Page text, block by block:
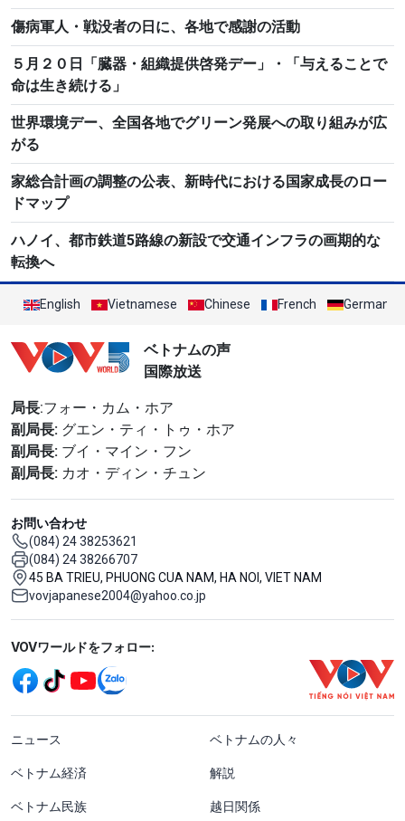
傷病軍人・戦没者の日に、各地で感謝の活動
５月２０日「臓器・組織提供啓発デー」・「与えることで
命は生き続ける」
世界環境デー、全国各地でグリーン発展への取り組みが広
がる
家総合計画の調整の公表、新時代における国家成長のロー
ドマップ
ハノイ、都市鉄道5路線の新設で交通インフラの画期的な
転換へ
English Vietnamese Chinese French German
ベトナムの声
国際放送
局長:フォー・カム・ホア
副局長: グエン・ティ・トゥ・ホア
副局長: ブイ・マイン・フン
副局長: カオ・ディン・チュン
お問い合わせ
(084) 24 38253621
(084) 24 38266707
45 BA TRIEU, PHUONG CUA NAM, HA NOI, VIET NAM
vovjapanese2004@yahoo.co.jp
Mạng xã hội
VOVワールドをフォロー:
menu footer tiếng Nhật
ニュース ベトナムの人々
ベトナム経済 解説
ベトナム民族 越日関係